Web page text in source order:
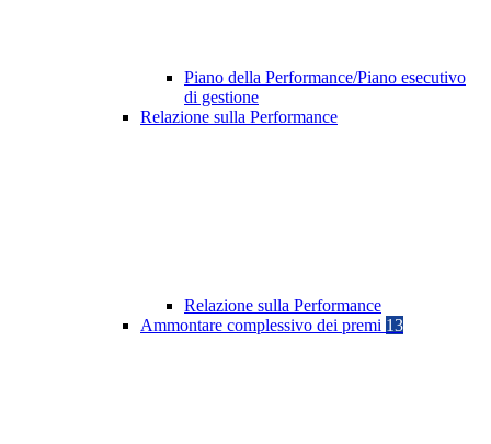
Piano della Performance/Piano esecutivo
di gestione
Relazione sulla Performance
Relazione sulla Performance
Ammontare complessivo dei premi 13